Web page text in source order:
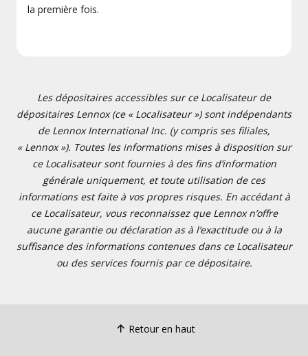
la première fois.
Les dépositaires accessibles sur ce Localisateur de
dépositaires Lennox (ce « Localisateur ») sont indépendants
de Lennox International Inc. (y compris ses filiales,
« Lennox »). Toutes les informations mises à disposition sur
ce Localisateur sont fournies à des fins d’information
générale uniquement, et toute utilisation de ces
informations est faite à vos propres risques. En accédant à
ce Localisateur, vous reconnaissez que Lennox n’offre
aucune garantie ou déclaration as à l’exactitude ou à la
suffisance des informations contenues dans ce Localisateur
ou des services fournis par ce dépositaire.
Retour en haut